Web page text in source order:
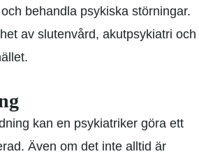
behandla psykiska störningar.
av slutenvård, akutpsykiatri och
kan en psykiatriker göra ett
Även om det inte alltid är